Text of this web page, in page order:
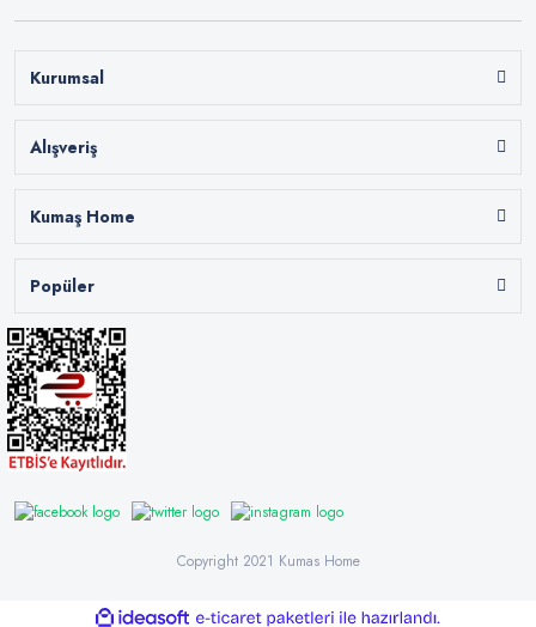
Kurumsal
Alışveriş
Kumaş Home
Popüler
Copyright 2021 Kumas Home
ideasoft e-